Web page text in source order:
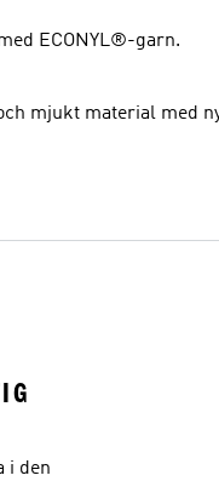
ECONYL®-garn.
mjukt material med
i den